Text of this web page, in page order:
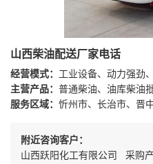
山西柴油配送厂家电话
经营模式： 工业设备、动力强劲
主营产品： 普通柴油、油库柴油
服务区域： 忻州市、长治市、晋
附近咨询客户：
山西跃阳化工有限公司 采购